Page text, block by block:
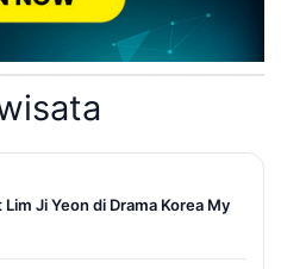
Ji Yeon di Drama Korea My